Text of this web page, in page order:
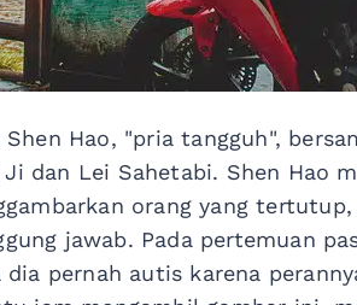
Hao, "pria tangguh",
dan Lei Sahetabi. Shen Hao
orang yang
jawab. Pada pertemuan
pernah autis karena